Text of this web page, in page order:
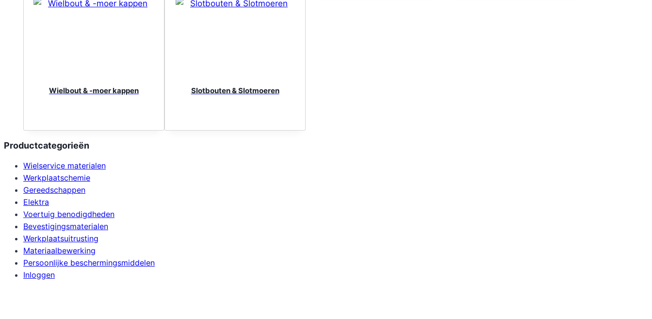
Wielbout & -moer kappen Slotbouten & Slotmoeren
Productcategorieën
Wielservice materialen
Werkplaatschemie
Gereedschappen
Elektra
Voertuig benodigdheden
Bevestigingsmaterialen
Werkplaatsuitrusting
Materiaalbewerking
Persoonlijke beschermingsmiddelen
Inloggen